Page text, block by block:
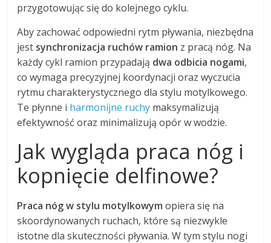
przygotowując się do kolejnego cyklu.
Aby zachować odpowiedni rytm pływania, niezbędna
jest synchronizacja ruchów ramion z pracą nóg. Na
każdy cykl ramion przypadają dwa odbicia nogami,
co wymaga precyzyjnej koordynacji oraz wyczucia
rytmu charakterystycznego dla stylu motylkowego.
Te płynne i harmonijne ruchy maksymalizują
efektywność oraz minimalizują opór w wodzie.
Jak wygląda praca nóg i
kopnięcie delfinowe?
Praca nóg w stylu motylkowym opiera się na
skoordynowanych ruchach, które są niezwykle
istotne dla skuteczności pływania. W tym stylu nogi